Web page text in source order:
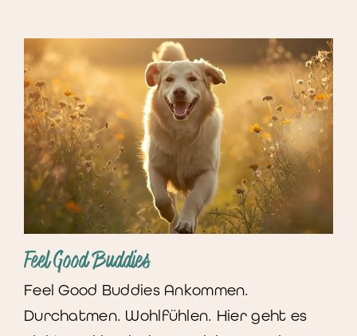
Feel Good Buddies
Feel Good Buddies Ankommen.
Durchatmen. Wohlfühlen. Hier geht es